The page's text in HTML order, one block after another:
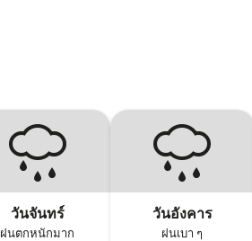
วันจันทร์
ฝนตกหนักมาก
วันอังคาร
ฝนเบา ๆ